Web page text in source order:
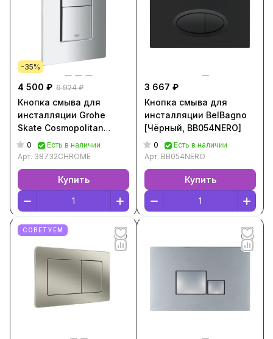
-35%
4 500 ₽ 6 924 ₽
Кнопка смыва для
инсталляции Grohe
Skate Cosmopolitan
[Хром, 38732CHROME]
0
Есть в наличии
Арт. 38732CHROME
Купить
3 667 ₽
Кнопка смыва для
инсталляции BelBagno
[Чёрный, BB054NERO]
0
Есть в наличии
Арт. BB054NERO
Купить
СОВЕТУЕМ